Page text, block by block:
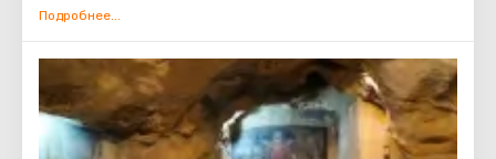
прерывались с ранневизантийской эпохи. Современное
единственным христианским храмом в
Палестине, сохранившимся с домусульманского
периода.